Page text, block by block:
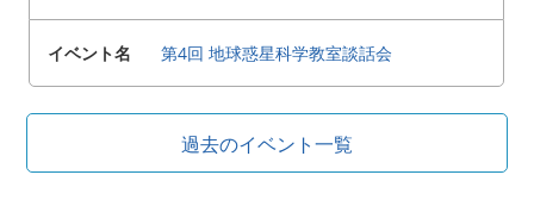
第4回 地球惑星科学教室談話会
過去のイベント一覧